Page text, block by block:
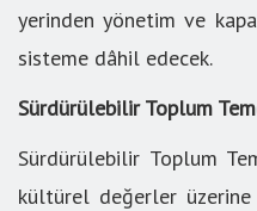
yerinden yönetim ve
sisteme dâhil edecek.
Sürdürülebilir Toplum
Sürdürülebilir Toplum
kültürel değerler